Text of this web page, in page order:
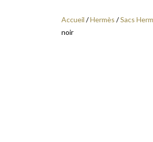
Accueil /Hermès /Sacs
noir